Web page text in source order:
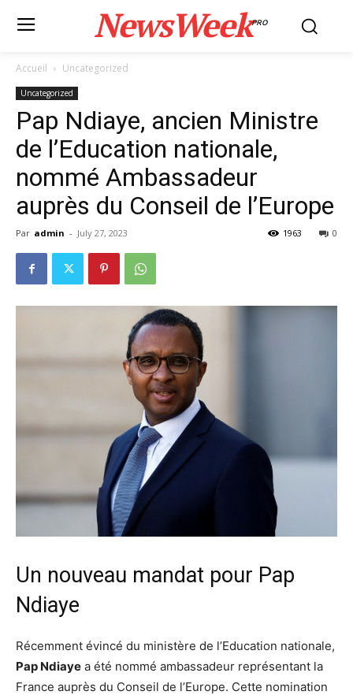
NewsWeekPRO
Accueil Uncategorized
Uncategorized
Pap Ndiaye, ancien Ministre
de l’Education nationale,
nommé Ambassadeur
auprès du Conseil de l’Europe
Par admin - July 27, 2023 0
1963
Un nouveau mandat pour Pap
Ndiaye
Récemment évincé du ministère de l’Education nationale,
Pap Ndiaye a été nommé ambassadeur représentant la
France auprès du Conseil de l’Europe. Cette nomination